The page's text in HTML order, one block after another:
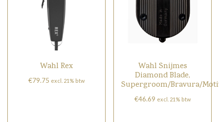
Wahl Rex
€79.75 excl. 21% btw
Wahl Snijmes
Diamond Blade,
Supergroom/Bravura/
€46.69 excl. 21% btw